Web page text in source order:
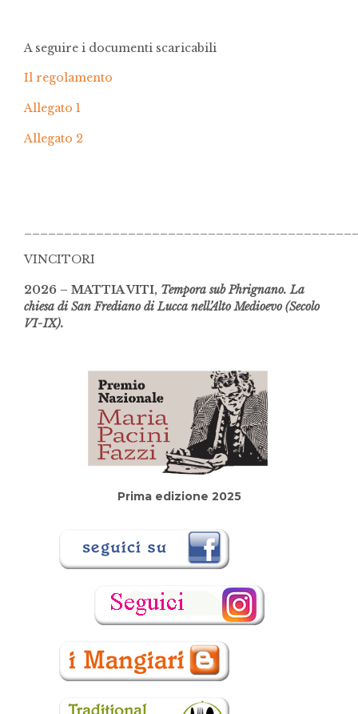
A seguire i documenti scaricabili
Il regolamento
Allegato 1
Allegato 2
VINCITORI
2026 – MATTIA VITI, Tempora sub Phrignano. La
chiesa di San Frediano di Lucca nell’Alto Medioevo (Secolo
VI-IX).
Prima edizione 2025